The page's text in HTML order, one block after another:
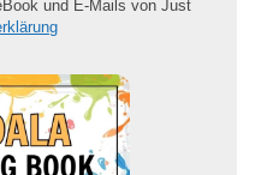
und E-Mails von Just